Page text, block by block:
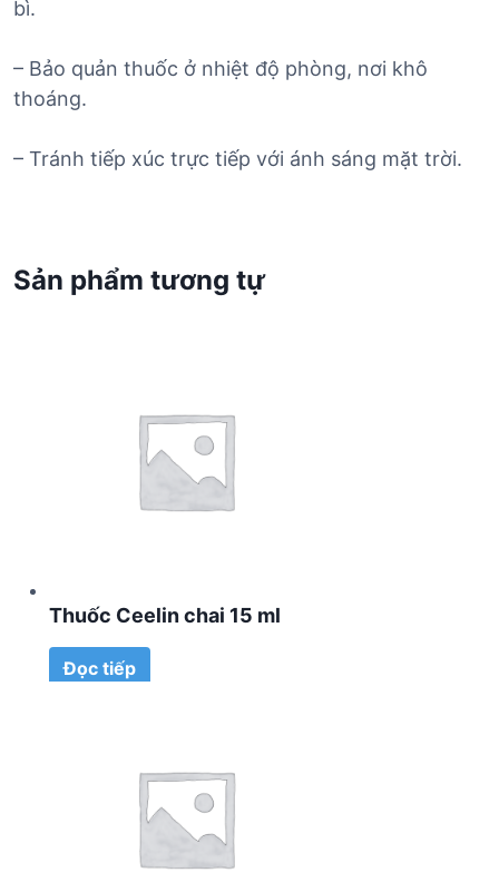
bì.
– Bảo quản thuốc ở nhiệt độ phòng, nơi khô
thoáng.
– Tránh tiếp xúc trực tiếp với ánh sáng mặt trời.
Sản phẩm tương tự
Thuốc Ceelin chai 15 ml
Đọc tiếp